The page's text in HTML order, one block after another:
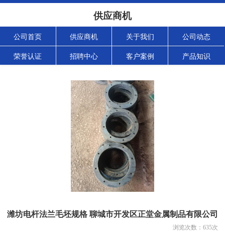
供应商机
公司首页 供应商机 关于我们 公司动态
荣誉认证 招聘中心 客户案例 产品知识
潍坊电杆法兰毛坯规格 聊城市开发区正堂金属制品有限公司
浏览次数： 635次